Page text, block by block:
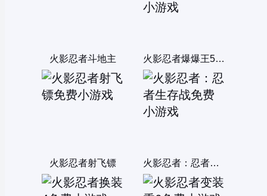
火影忍者斗地主 火影忍者爆爆王5双人版
火影忍者射飞镖 火影忍者：忍者生存战